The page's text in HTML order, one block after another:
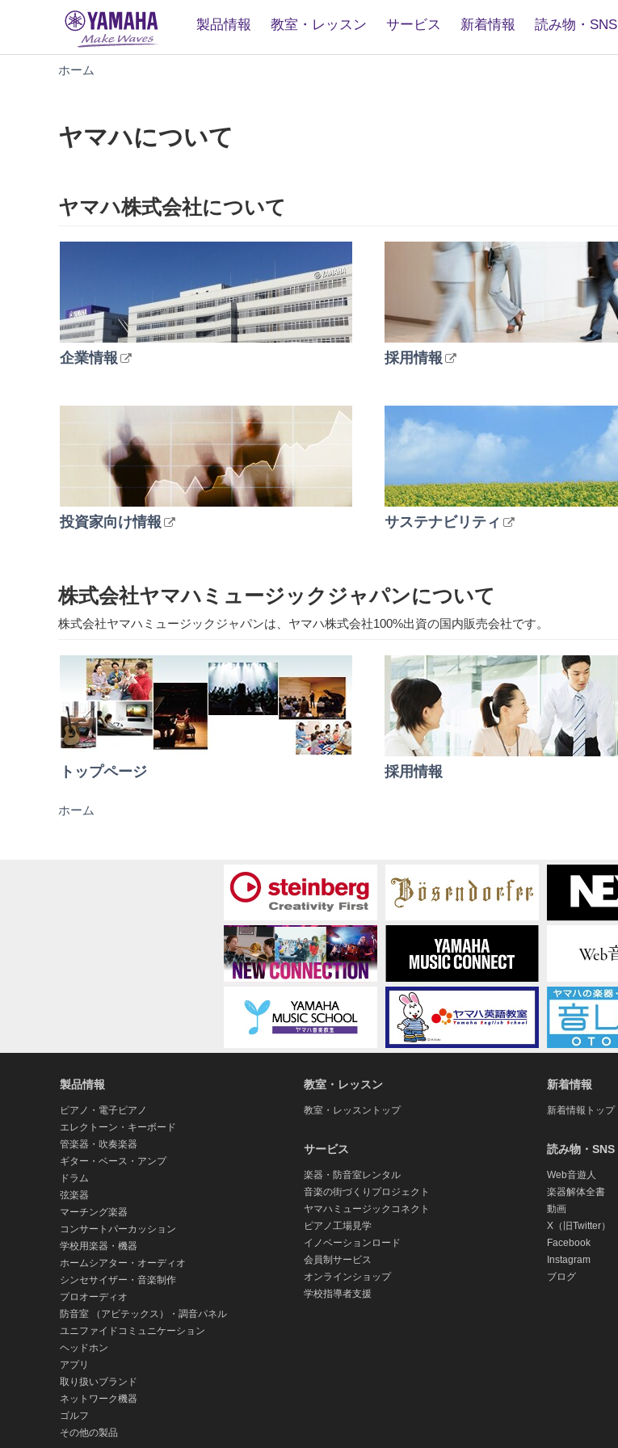
製品情報 教室・レッスン サービス 新着情報 読み物・SNS
ホーム
つ
ヤマハについて
ヤマハ株式会社について
企業情報 採用情報
投資家向け情報 サステナビリティ
株式会社ヤマハミュージックジャパンについて
株式会社ヤマハミュージックジャパンは、ヤマハ株式会社100%出資の国内販売会社です。
トップページ 採用情報
ホーム
製品情報
ピアノ・電子ピアノ
エレクトーン・キーボード
管楽器・吹奏楽器
ギター・ベース・アンプ
ドラム
弦楽器
マーチング楽器
コンサートパーカッション
学校用楽器・機器
ホームシアター・オーディオ
シンセサイザー・音楽制作
プロオーディオ
防音室 （アビテックス）・調音パネル
ユニファイドコミュニケーション
ヘッドホン
アプリ
取り扱いブランド
ネットワーク機器
ゴルフ
その他の製品
教室・レッスン
教室・レッスントップ
サービス
楽器・防音室レンタル
音楽の街づくりプロジェクト
ヤマハミュージックコネクト
ピアノ工場見学
イノベーションロード
会員制サービス
オンラインショップ
学校指導者支援
新着情報
新着情報トップ
読み物・SNS
Web音遊人
楽器解体全書
動画
X（旧Twitter）
Facebook
Instagram
ブログ